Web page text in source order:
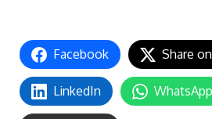
Facebook Share
LinkedIn WhatsApp